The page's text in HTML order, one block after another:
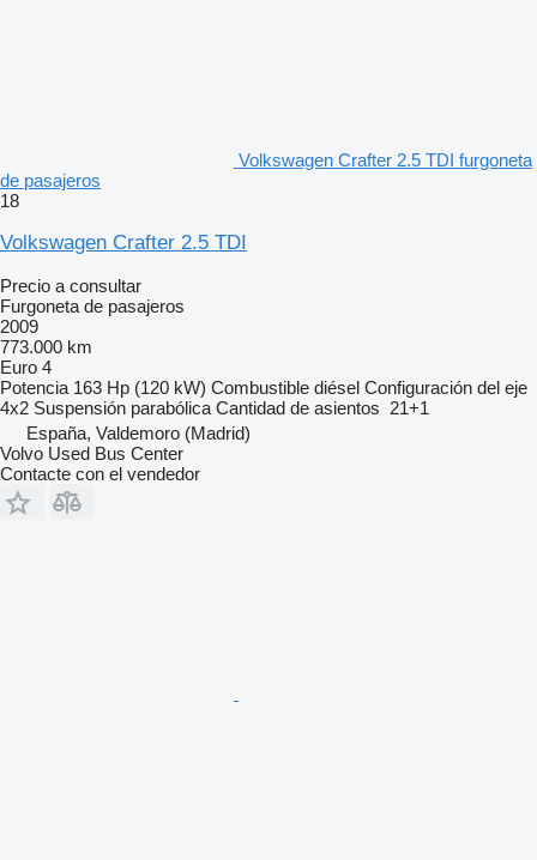
Volkswagen Crafter 2.5 TDI furgoneta
de pasajeros
18
Volkswagen Crafter 2.5 TDI
Precio a consultar
Furgoneta de pasajeros
2009
773.000 km
Euro 4
Potencia 163 Hp (120 kW) Combustible diésel Configuración del eje
4x2 Suspensión parabólica Cantidad de asientos 21+1
España, Valdemoro (Madrid)
Volvo Used Bus Center
Contacte con el vendedor